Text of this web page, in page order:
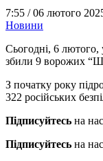
7:55 /06 лютого
Новини
Сьогодні, 6
збили 9 ворожих
З початку року
322 російських
Підписуйтесь на
Підписуйтесь на